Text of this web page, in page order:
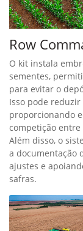
Row
O kit instala
sementes,
para evitar o
Isso pode reduzir
proporcionando
competição entre
Além disso, o
a documentação
ajustes e
safras.